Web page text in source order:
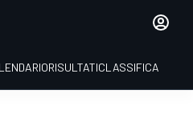
RISULTATICLASSIFICA